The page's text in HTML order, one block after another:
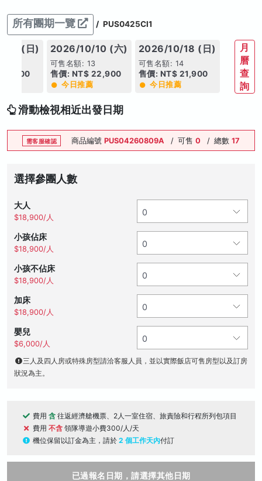
所有團期一覽 / PUS0425CI1
13 (日)
19,900
2026/10/10 (六)
可售名額: 13
售價: NT$ 22,900
今日推薦
2026/10/18 (日)
可售名額: 14
售價: NT$ 21,900
今日推薦
月
曆
查
詢
滑動檢視相近出發日期
需客服確認 商品編號PUS04260809A / 可售0 / 總數17
選擇參團人數
大人
$18,900/人
小孩佔床
$18,900/人
小孩不佔床
$18,900/人
加床
$18,900/人
嬰兒
$6,000/人
三人及四人房或特殊房型請洽客服人員，並以實際飯店可售房型以及訂房
狀況為主。
費用 含 往返經濟艙機票、2人一室住宿、旅責險和行程所列包項目
費用 不含 領隊導遊小費300/人/天
機位保留以訂金為主，請於 2 個工作天內付訂
已過報名日期，請選擇其他日期